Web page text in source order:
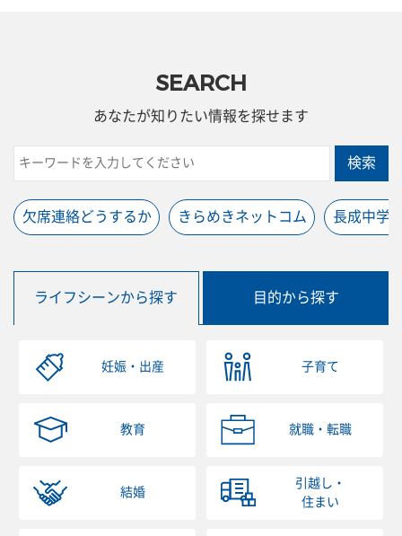
SEARCH
あなたが知りたい情報を探せます
検索
欠席連絡どうするか きらめきネットコム 長成中学
ライフシーンから探す 目的から探す
妊娠・出産 子育て
教育 就職・転職
結婚
引越し・
住まい